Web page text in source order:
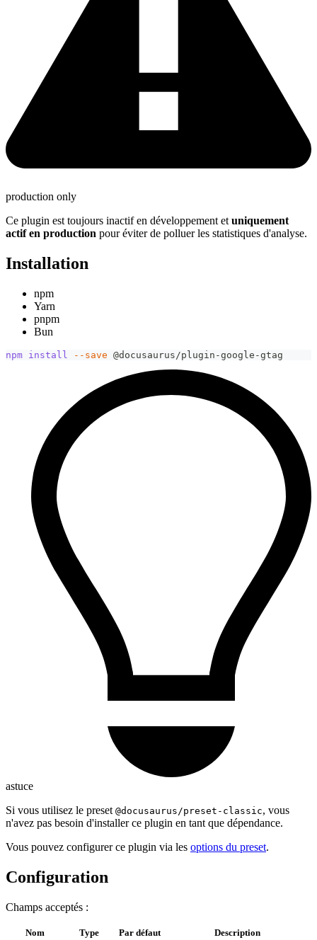
production only
Ce plugin est toujours inactif en développement et uniquement
actif en production pour éviter de polluer les statistiques d'analyse.
Installation
npm
Yarn
pnpm
Bun
npm install --save @docusaurus/plugin-google-gtag
astuce
Si vous utilisez le preset @docusaurus/preset-classic, vous
n'avez pas besoin d'installer ce plugin en tant que dépendance.
Vous pouvez configurer ce plugin via les options du preset.
Configuration
Champs acceptés :
Nom Type Par défaut Description